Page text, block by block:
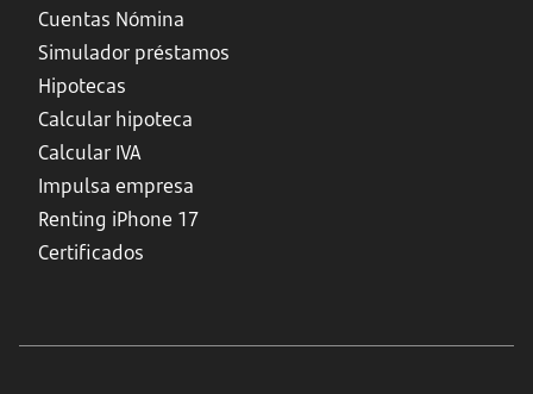
Cuentas Nómina
Simulador préstamos
Hipotecas
Calcular hipoteca
Calcular IVA
Impulsa empresa
Renting iPhone 17
Certificados